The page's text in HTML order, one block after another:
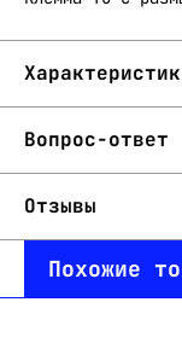
Вопрос-ответ
Отзывы
Похожие